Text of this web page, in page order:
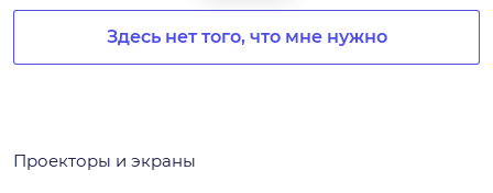
Здесь нет того, что мне нужно
Проекторы и экраны